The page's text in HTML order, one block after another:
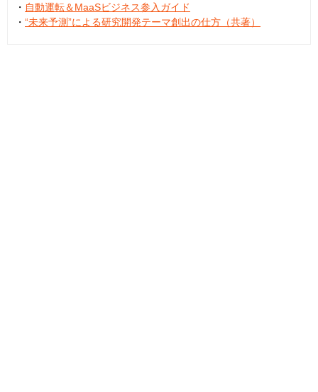
・ 自動運転＆MaaSビジネス参入ガイド
・ “未来予測”による研究開発テーマ創出の仕方（共著）